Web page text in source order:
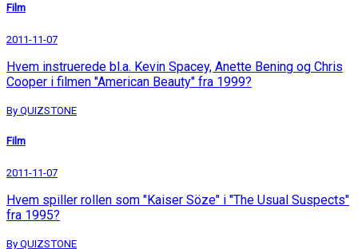
Film
2011-11-07
Hvem instruerede bl.a. Kevin Spacey, Anette Bening og Chris
Cooper i filmen "American Beauty" fra 1999?
By QUIZSTONE
Film
2011-11-07
Hvem spiller rollen som "Kaiser Söze" i "The Usual Suspects"
fra 1995?
By QUIZSTONE